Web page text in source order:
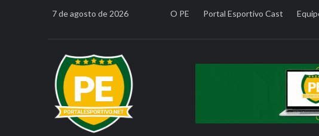
7 de agosto de 2026 O PE Portal Esportivo Cast